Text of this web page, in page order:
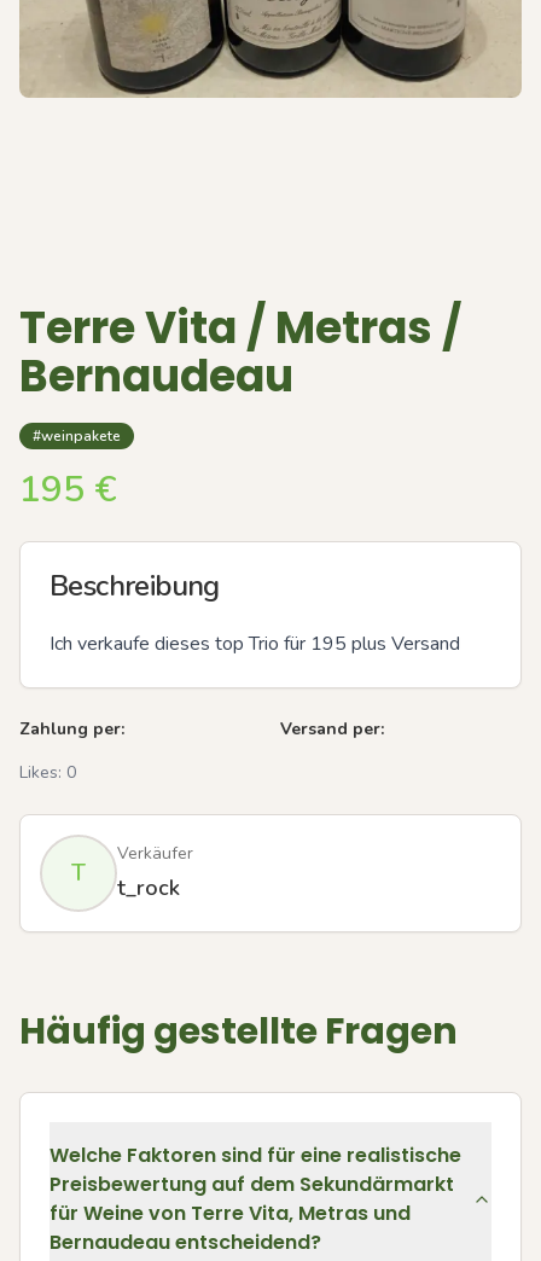
Terre Vita / Metras /
Bernaudeau
#weinpakete
195 €
Beschreibung
Ich verkaufe dieses top Trio für 195 plus Versand
Zahlung per:
Versand per:
Likes: 0
T
Verkäufer
t_rock
Häufig gestellte Fragen
Welche Faktoren sind für eine realistische
Preisbewertung auf dem Sekundärmarkt
für Weine von Terre Vita, Metras und
Bernaudeau entscheidend?